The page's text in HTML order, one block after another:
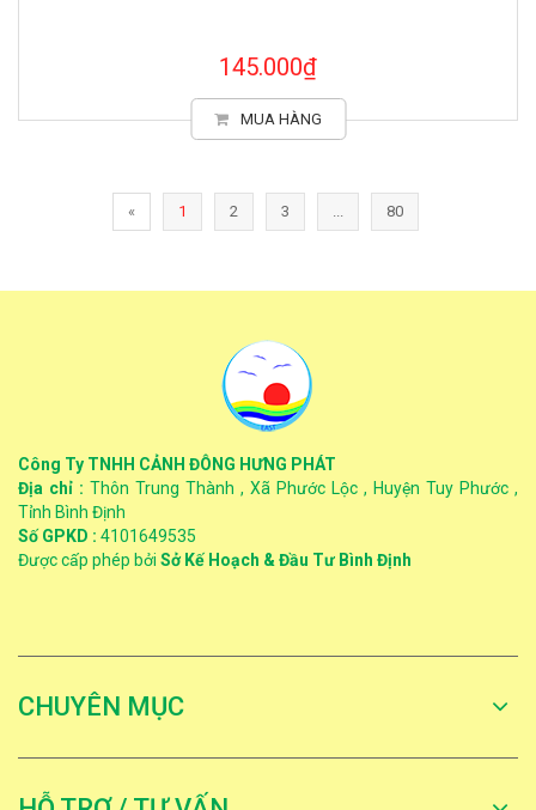
145.000₫
MUA HÀNG
« 1 2 3 ... 80
Công Ty TNHH CẢNH ĐÔNG HƯNG PHÁT
Địa chỉ : Thôn Trung Thành , Xã Phước Lộc , Huyện Tuy Phước ,
Tỉnh Bình Định
Số GPKD : 4101649535
Được cấp phép bởi Sở Kế Hoạch & Đầu Tư Bình Định
CHUYÊN MỤC